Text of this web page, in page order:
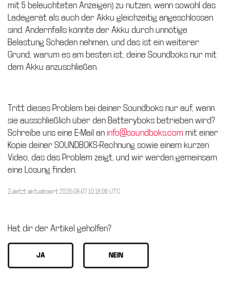
mit 5 beleuchteten Anzeigen) zu nutzen, wenn sowohl das
Ladegerät als auch der Akku gleichzeitig angeschlossen
sind. Andernfalls könnte der Akku durch unnötige
Belastung Schaden nehmen, und das ist ein weiterer
Grund, warum es am besten ist, deine Soundboks nur mit
dem Akku anzuschließen.
Tritt dieses Problem bei deiner Soundboks nur auf, wenn
sie ausschließlich über den Batteryboks betrieben wird?
Schreibe uns eine E-Mail an info@soundboks.com mit einer
Kopie deiner SOUNDBOKS-Rechnung sowie einem kurzen
Video, das das Problem zeigt, und wir werden gemeinsam
eine Lösung finden.
Zuletzt aktualisiert 2026-08-07 10:18:06 UTC
Hat dir der Artikel geholfen?